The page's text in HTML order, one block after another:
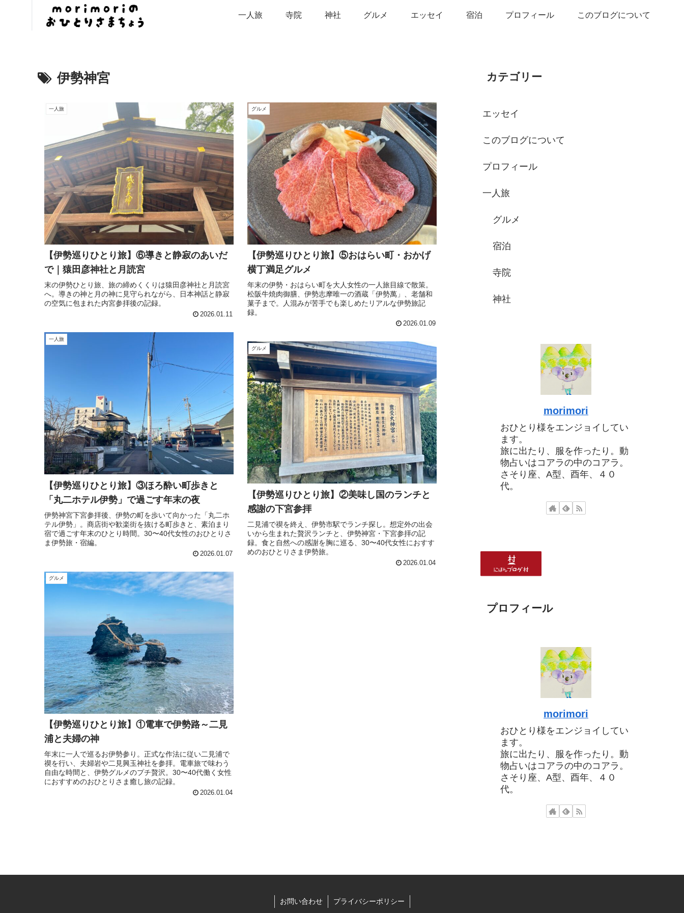
一人旅 寺院 神社 グルメ エッセイ 宿泊 プロフィール このブログについて
伊勢神宮
一人旅
【伊勢巡りひとり旅】⑥導きと静寂のあいだ
で｜猿田彦神社と月読宮
末の伊勢ひとり旅、旅の締めくくりは猿田彦神社と月読宮
へ。導きの神と月の神に見守られながら、日本神話と静寂
の空気に包まれた内宮参拝後の記録。
2026.01.11
グルメ
【伊勢巡りひとり旅】⑤おはらい町・おかげ
横丁満足グルメ
年末の伊勢・おはらい町を大人女性の一人旅目線で散策。
松阪牛焼肉御膳、伊勢志摩唯一の酒蔵「伊勢萬」、老舗和
菓子まで。人混みが苦手でも楽しめたリアルな伊勢旅記
録。
2026.01.09
一人旅
【伊勢巡りひとり旅】③ほろ酔い町歩きと
「丸二ホテル伊勢」で過ごす年末の夜
伊勢神宮下宮参拝後、伊勢の町を歩いて向かった「丸二ホ
テル伊勢」。商店街や歓楽街を抜ける町歩きと、素泊まり
宿で過ごす年末のひとり時間。30〜40代女性のおひとりさ
ま伊勢旅・宿編。
2026.01.07
グルメ
【伊勢巡りひとり旅】②美味し国のランチと
感謝の下宮参拝
二見浦で禊を終え、伊勢市駅でランチ探し。想定外の出会
いから生まれた贅沢ランチと、伊勢神宮・下宮参拝の記
録。食と自然への感謝を胸に巡る、30〜40代女性におすす
めのおひとりさま伊勢旅。
2026.01.04
グルメ
【伊勢巡りひとり旅】①電車で伊勢路～二見
浦と夫婦の神
年末に一人で巡るお伊勢参り。正式な作法に従い二見浦で
禊を行い、夫婦岩や二見興玉神社を参拝。電車旅で味わう
自由な時間と、伊勢グルメのプチ贅沢。30〜40代働く女性
におすすめのおひとりさま癒し旅の記録。
2026.01.04
カテゴリー
エッセイ
このブログについて
プロフィール
一人旅
グルメ
宿泊
寺院
神社
morimori
おひとり様をエンジョイしてい
ます。
旅に出たり、服を作ったり。動
物占いはコアラの中のコアラ。
さそり座、A型、酉年、４０
代。
プロフィール
morimori
おひとり様をエンジョイしてい
ます。
旅に出たり、服を作ったり。動
物占いはコアラの中のコアラ。
さそり座、A型、酉年、４０
代。
お問い合わせ プライバシーポリシー